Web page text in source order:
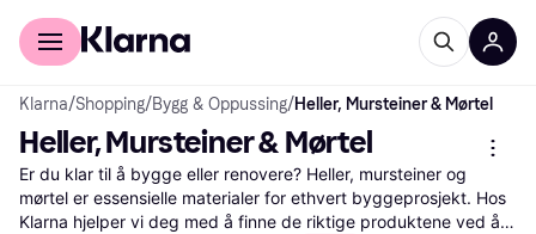
For kunder
Klarna/Shopping/Bygg & Oppussing/Heller, Mursteiner & Mørtel
Heller, Mursteiner & Mørtel
Er du klar til å bygge eller renovere? Heller, mursteiner og
mørtel er essensielle materialer for ethvert byggeprosjekt. Hos
Klarna hjelper vi deg med å finne de riktige produktene ved å